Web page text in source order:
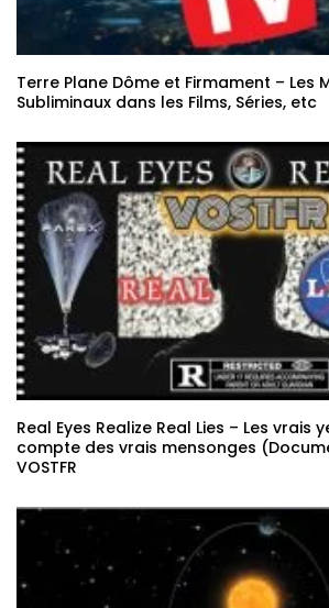
Terre Plane Dôme et Firmament – Les
Subliminaux dans les Films, Séries, etc
Real Eyes Realize Real Lies – Les vrais
compte des vrais mensonges
VOSTFR